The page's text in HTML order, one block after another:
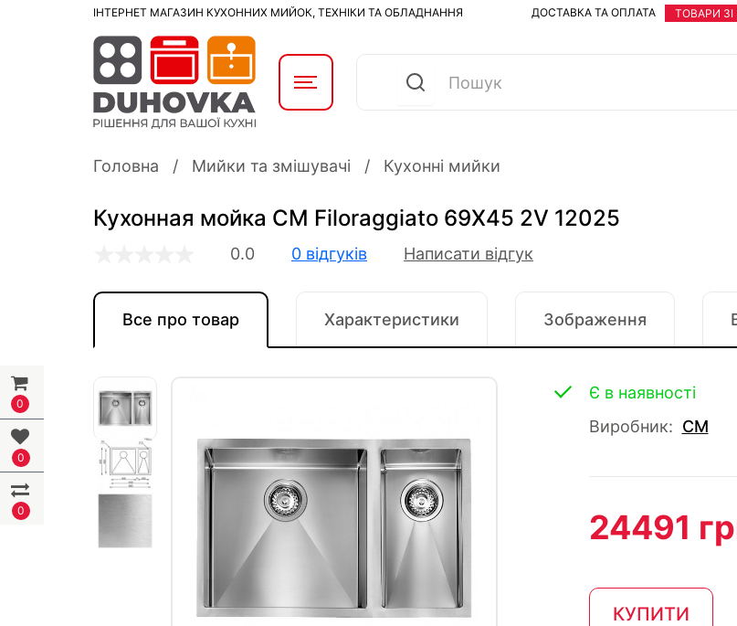
0
0
0
ІНТЕРНЕТ МАГАЗИН КУХОННИХ МИЙОК, ТЕХНІКИ ТА ОБЛАДНАННЯ ДОСТАВКА ТА ОПЛАТА ТОВАРИ
Головна Мийки та змішувачі Кухонні мийки
Кухонная мойка CM Filoraggiato 69Х45 2V 12025
0.0 0 відгуків Написати відгук
Все про товар Характеристики Зображення
Є в наявності
Виробник: CM
24491
КУПИТИ